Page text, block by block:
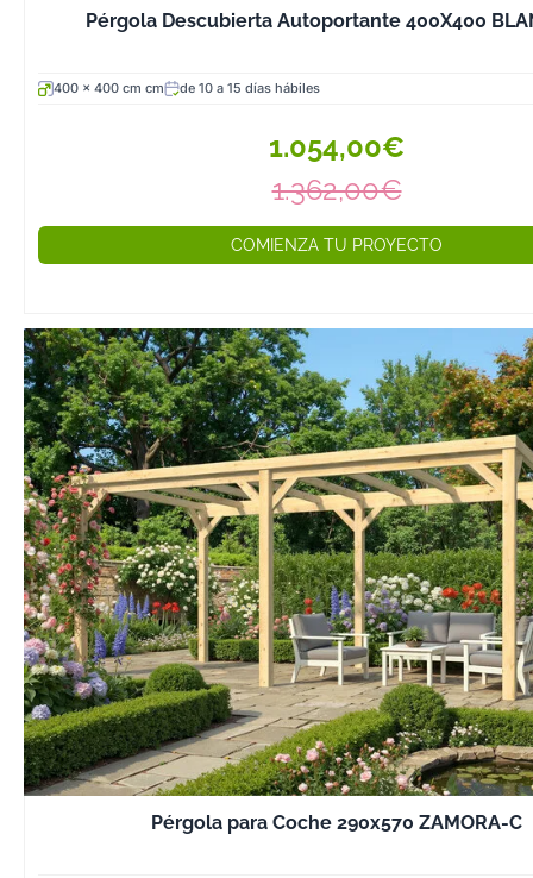
Pérgola Descubierta Autoportante 400X400
400 x 400 cm cm de 10 a 15 días hábiles
1.054,00€
1.362,00€
COMIENZA TU PROYECTO
Pérgola para Coche 290x570 ZAMORA-C